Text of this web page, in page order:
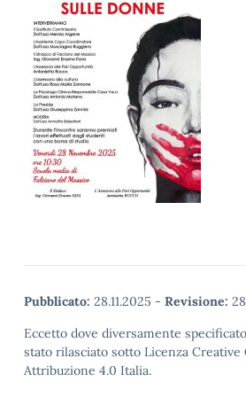
Pubblicato: 28.11.2025 - Revisione:
Eccetto dove diversamente
stato rilasciato sotto Licenza Creative
Attribuzione 4.0 Italia.